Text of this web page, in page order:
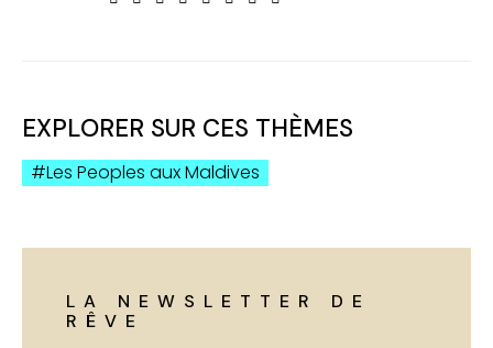
EXPLORER SUR CES THÈMES
Les Peoples aux Maldives
LA NEWSLETTER DE
RÊVE